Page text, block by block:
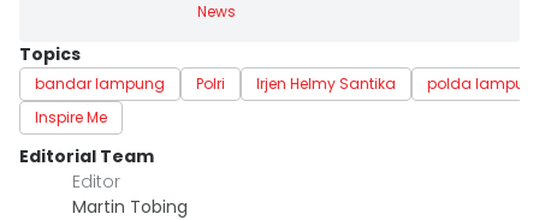
News
Topics
bandar lampung Polri Irjen Helmy Santika
polda
Inspire Me
Editorial Team
Editor
Martin Tobing